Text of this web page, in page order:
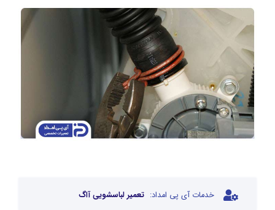
خدمات آی پی امداد: تعمیر لباسشویی آاگ